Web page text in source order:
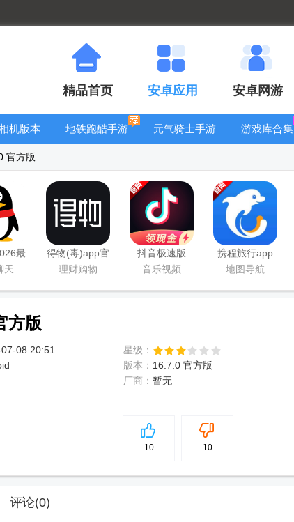
精品首页 安卓应用 安卓网游
机版本
大全
地铁跑酷手游
元气骑士手游
游戏库合集
官方版
最
天
得物(毒)app官
方版
理财购物
抖音极速版
app正版
音乐视频
携程旅行app
手机版
地图导航
方版
08 20:51
星级：
版本： 16.7.0 官方版
厂商： 暂无
5
10 10
评论(0)